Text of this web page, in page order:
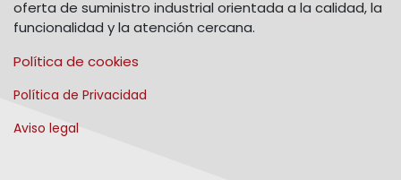
oferta de suministro industrial orientada a la calidad, la
funcionalidad y la atención cercana.
Política de cookies
Política de Privacidad
Aviso legal